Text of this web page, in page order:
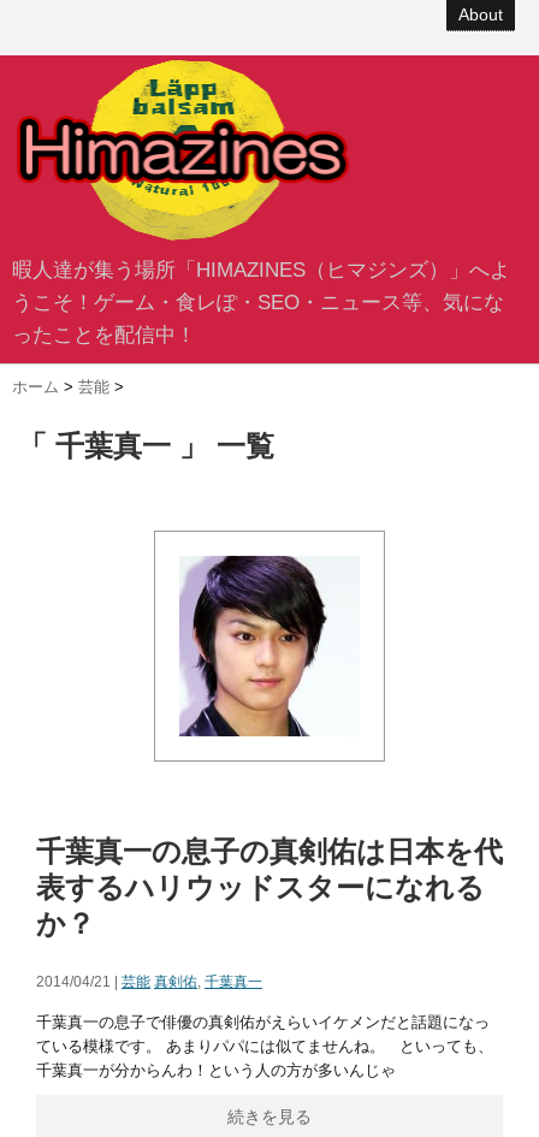
About
暇人達が集う場所「HIMAZINES（ヒマジンズ）」へよ
うこそ！ゲーム・食レぽ・SEO・ニュース等、気にな
ったことを配信中！
ホーム > 芸能 >
「 千葉真一 」 一覧
千葉真一の息子の真剣佑は日本を代
表するハリウッドスターになれる
か？
2014/04/21 | 芸能 真剣佑, 千葉真一
千葉真一の息子で俳優の真剣佑がえらいイケメンだと話題になっ
ている模様です。 あまりパパには似てませんね。 といっても、
千葉真一が分からんわ！という人の方が多いんじゃ
続きを見る